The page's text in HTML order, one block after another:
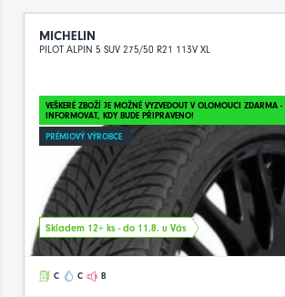
MICHELIN
PILOT ALPIN 5 SUV 275/50 R21 113V XL
VEŠKERÉ ZBOŽÍ JE MOŽNÉ VYZVEDOUT V OLOMOUCI ZDARMA -
INFORMOVAT, KDY BUDE PŘIPRAVENO!
PRÉMIOVÝ VÝROBCE
Skladem 12+ ks - do 11.8. u Vás
C C B